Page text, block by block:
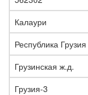
Калаури
Республика Грузия
Грузинская ж.д.
Грузия-3